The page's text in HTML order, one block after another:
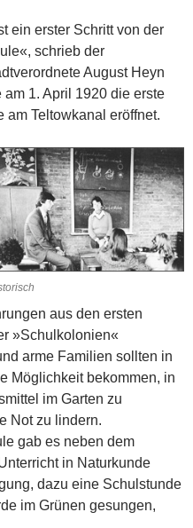
ein erster Schritt von der
schrieb der
August Heyn
1. April 1920 die erste
am Teltowkanal eröffnet.
aus den ersten
»Schulkolonien«
arme Familien sollten in
Möglichkeit bekommen, in
im Garten zu
Not zu lindern.
gab es neben dem
in Naturkunde
dazu eine Schulstunde
im Grünen gesungen,